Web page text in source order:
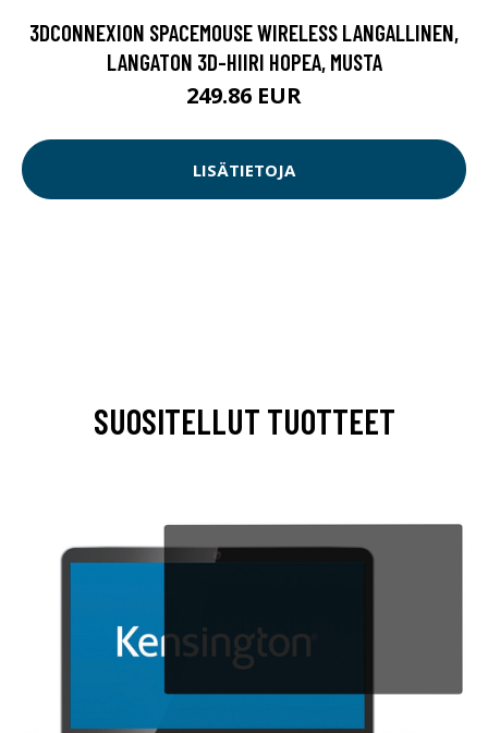
3DCONNEXION SPACEMOUSE WIRELESS LANGALLINEN,
LANGATON 3D-HIIRI HOPEA, MUSTA
249.86 EUR
LISÄTIETOJA
SUOSITELLUT TUOTTEET